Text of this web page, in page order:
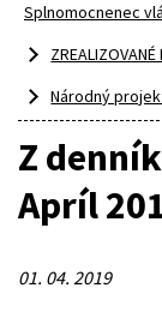
Splnomocnenec
ZREALIZOVANÉ
Národný
Z
Apríl
01. 04. 2019